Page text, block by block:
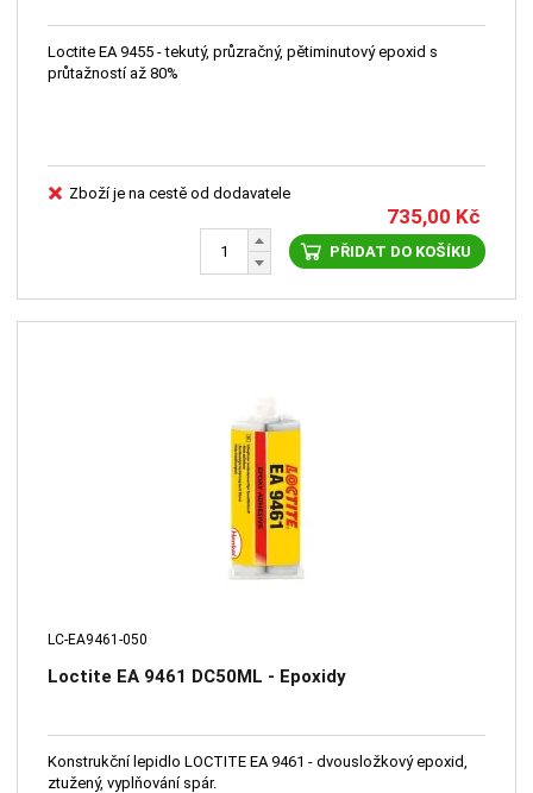
Loctite EA 9455 - tekutý, průzračný, pětiminutový epoxid s
průtažností až 80%
Zboží je na cestě od dodavatele
735,00 Kč
PŘIDAT DO KOŠÍKU
LC-EA9461-050
Loctite EA 9461 DC50ML - Epoxidy
Konstrukční lepidlo LOCTITE EA 9461 - dvousložkový epoxid,
ztužený, vyplňování spár.